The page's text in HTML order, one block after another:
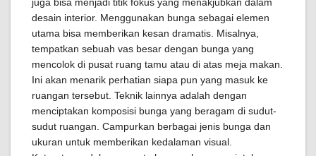
desain interior. Menggunakan bunga sebagai elemen
utama bisa memberikan kesan dramatis. Misalnya,
tempatkan sebuah vas besar dengan bunga yang
mencolok di pusat ruang tamu atau di atas meja makan.
Ini akan menarik perhatian siapa pun yang masuk ke
ruangan tersebut. Teknik lainnya adalah dengan
menciptakan komposisi bunga yang beragam di sudut-
sudut ruangan. Campurkan berbagai jenis bunga dan
ukuran untuk memberikan kedalaman visual.